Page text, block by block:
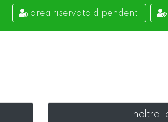
area riservata dipendenti
Inoltra